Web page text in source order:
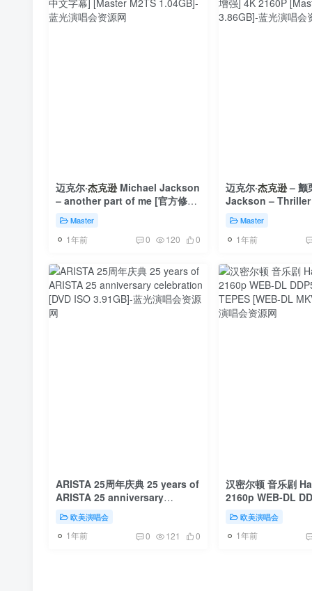
迈克尔·杰克逊Michael Jackson
– another part of me [官方修复
1.04GB]
Master
1年前 0 120 0
迈克尔·杰克逊– 颤
Jackson – Thriller
MKV 3.86GB]
Master
1年前
ARISTA 25周年庆典 25 years of
ARISTA 25 anniversary
celebration [DVD ISO 3.91GB]
欧美演唱会
1年前 0 121 0
汉密尔顿 音乐剧
2160p WEB-DL
TEPES [WEB-DL
欧美演唱会
1年前